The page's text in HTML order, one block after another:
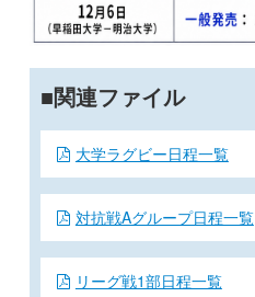
関連ファイル
大学ラグビー日程一覧
対抗戦Aグループ日程一覧
リーグ戦1部日程一覧